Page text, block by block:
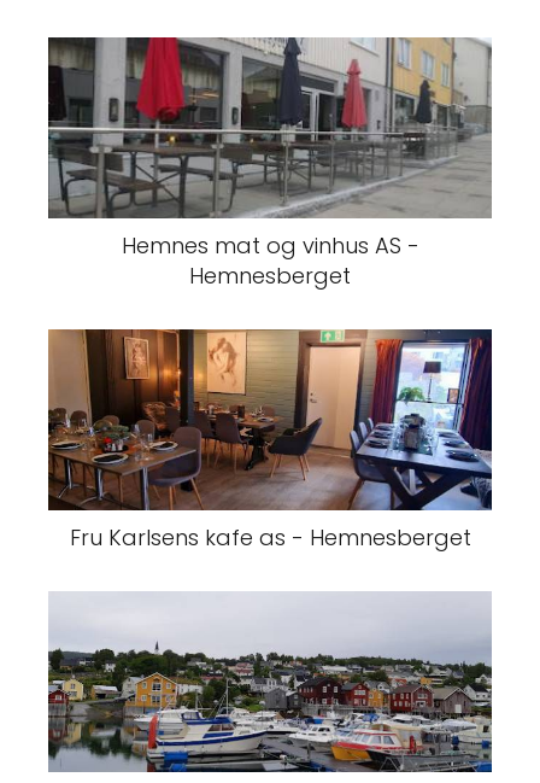
Hemnes mat og vinhus AS -
Hemnesberget
Fru Karlsens kafe as - Hemnesberget